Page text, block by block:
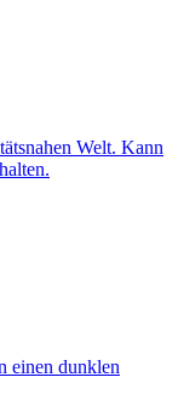
Welt. Kann
einen dunklen